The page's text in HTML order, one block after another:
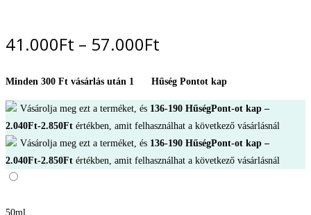
41.000Ft – 57.000Ft
-
57.000Ft
Minden 300 Ft vásárlás után 1 Hűség Pontot kap
Vásárolja meg ezt a terméket, és 136-190 HűségPont-ot kap –
2.040Ft-2.850Ft értékben, amit felhasználhat a következő vásárlásnál
Vásárolja meg ezt a terméket, és 136-190 HűségPont-ot kap –
2.040Ft-2.850Ft értékben, amit felhasználhat a következő vásárlásnál
50ml